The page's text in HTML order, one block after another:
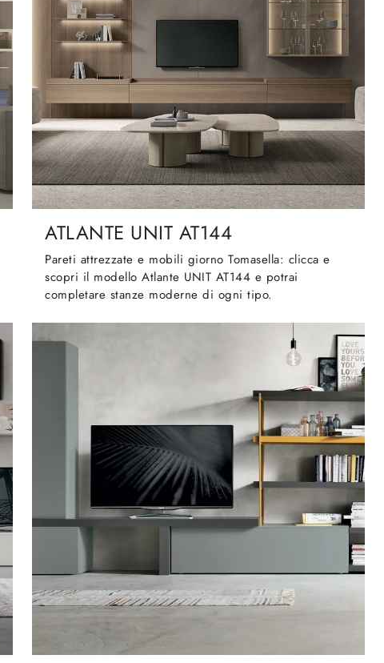
ATLANTE UNIT AT144
Pareti attrezzate e mobili giorno Tomasella: clicca e
scopri il modello Atlante UNIT AT144 e potrai
completare stanze moderne di ogni tipo.